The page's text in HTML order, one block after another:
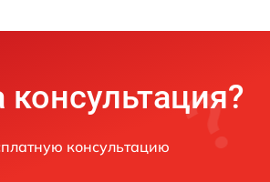
консультацию